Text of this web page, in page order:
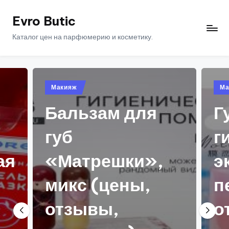
ПерейтиEvro Butic
Каталог цен на парфюмерию и косметику.
для
в
Губная помада
гигиеническая
экстрактом
персика
отзывы,